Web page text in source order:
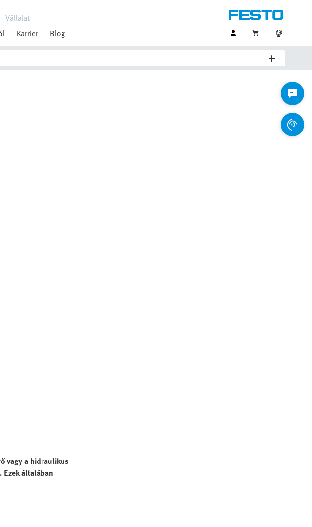
Vállalat
Karrier Blog
vagy a hidraulikus
Ezek általában